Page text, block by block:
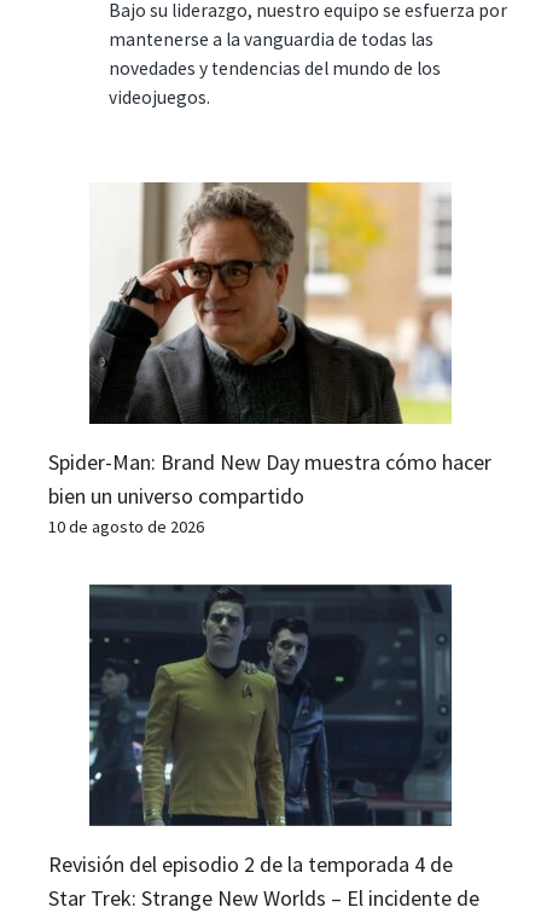
Bajo su liderazgo, nuestro equipo se esfuerza por
mantenerse a la vanguardia de todas las
novedades y tendencias del mundo de los
videojuegos.
Spider-Man: Brand New Day muestra cómo hacer
bien un universo compartido
10 de agosto de 2026
Revisión del episodio 2 de la temporada 4 de
Star Trek: Strange New Worlds – El incidente de